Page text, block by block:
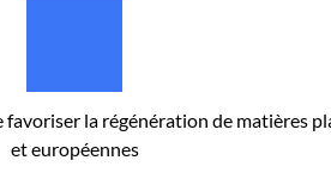
la régénération de matières
et européennes